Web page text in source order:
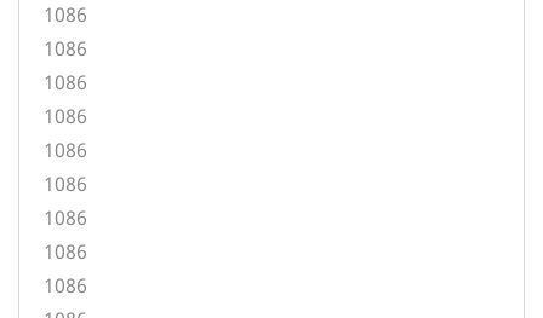
1086
1086
1086
1086
1086
1086
1086
1086
1086